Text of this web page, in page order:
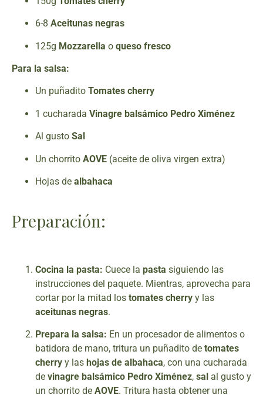
6-8 Aceitunas negras
125g Mozzarella o queso fresco
Para la salsa:
Un puñadito Tomates cherry
1 cucharada Vinagre balsámico Pedro Ximénez
Al gusto Sal
Un chorrito AOVE (aceite de oliva virgen extra)
Hojas de albahaca
Preparación:
Cocina la pasta: Cuece la pasta siguiendo las
instrucciones del paquete. Mientras, aprovecha para
cortar por la mitad los tomates cherry y las
aceitunas negras.
Prepara la salsa: En un procesador de alimentos o
batidora de mano, tritura un puñadito de tomates
cherry y las hojas de albahaca, con una cucharada
de vinagre balsámico Pedro Ximénez, sal al gusto y
un chorrito de AOVE. Tritura hasta obtener una